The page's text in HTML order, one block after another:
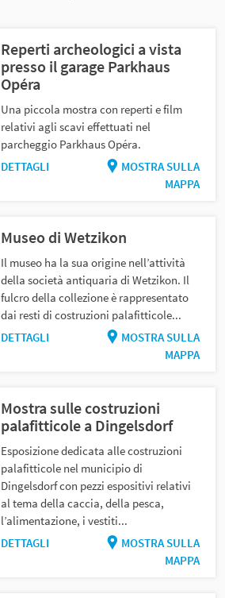
Reperti archeologici a vista
presso il garage Parkhaus
Opéra
Una piccola mostra con reperti e film
relativi agli scavi effettuati nel
parcheggio Parkhaus Opéra.
DETTAGLI
MOSTRA SULLA
MAPPA
Museo di Wetzikon
Il museo ha la sua origine nell’attività
della società antiquaria di Wetzikon. Il
fulcro della collezione è rappresentato
dai resti di costruzioni palafitticole...
DETTAGLI
MOSTRA SULLA
MAPPA
Mostra sulle costruzioni
palafitticole a Dingelsdorf
Esposizione dedicata alle costruzioni
palafitticole nel municipio di
Dingelsdorf con pezzi espositivi relativi
al tema della caccia, della pesca,
l’alimentazione, i vestiti...
DETTAGLI
MOSTRA SULLA
MAPPA